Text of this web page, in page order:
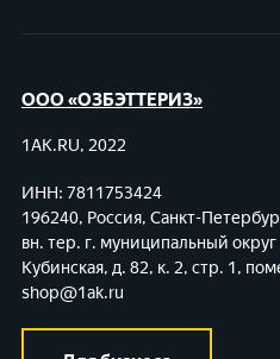
ООО «ОЗБЭТТЕРИЗ»
1AK.RU, 2022
ИНН: 7811753424
196240, Россия, Санкт-
вн. тер. г. муниципальный
Кубинская, д. 82, к. 2, стр. 1,
shop@1ak.ru